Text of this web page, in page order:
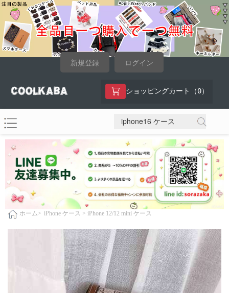
新規登録 ログイン
ショッピングカート（ 0）
ホーム> iPhone ケース > iPhone 12/12 mini ケース